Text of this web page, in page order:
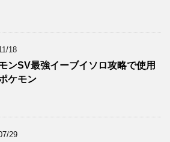
18
ンSV最強イーブイソロ攻略で使用
ケモン
29